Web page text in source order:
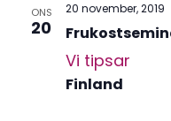
ONS
20
20 november, 2019
Vi tipsar
Finland